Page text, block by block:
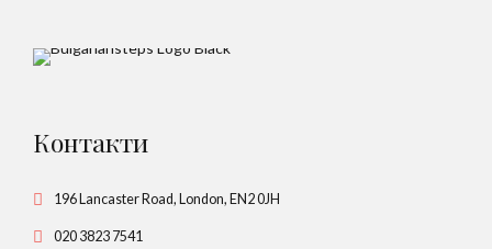
Контакти
196 Lancaster Road, London, EN2 0JH
020 3823 7541